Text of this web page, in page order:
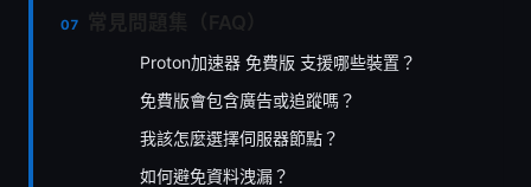
Proton加速器 免費版 支援哪些裝置？
免費版會包含廣告或追蹤嗎？
我該怎麼選擇伺服器節點？
如何避免資料洩漏？